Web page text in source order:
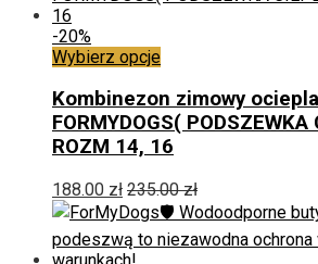
na
produktu
-20%
Wybierz opcjeTen
ma
wiele
wariantów.
Opcje
można
wybrać
na
stronie
Kombinezon zimowy
FORMYDOGS( PODSZEWKA
ROZM 14, 16
188.00 zł 235.00zł